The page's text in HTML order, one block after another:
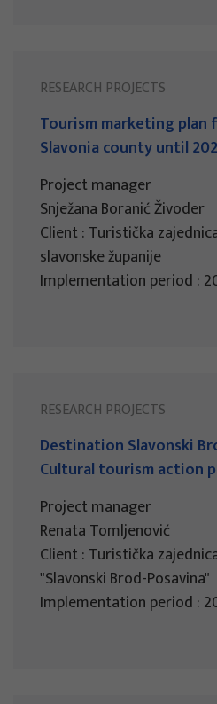
RESEARCH PROJECTS
Tourism marketing plan
Slavonia county until
Project manager
Snježana Boranić Živoder
Client : Turistička
slavonske županije
Implementation period :
RESEARCH PROJECTS
Destination Slavonski
Cultural tourism action
Project manager
Renata Tomljenović
Client : Turistička
"Slavonski Brod-Posavina"
Implementation period :